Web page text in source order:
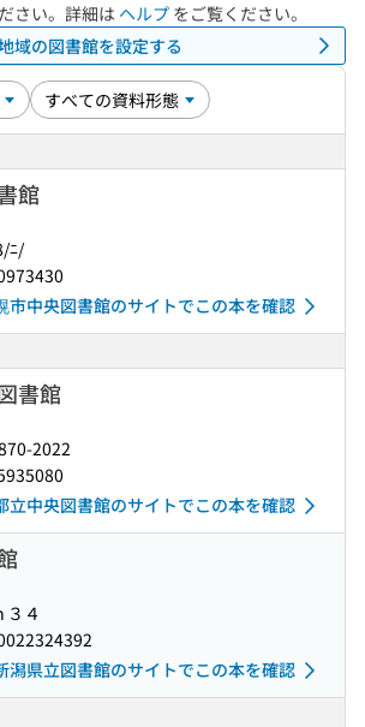
さい。詳細は ヘルプ をご覧ください。
域の図書館を設定する
館
ﾆ/
市中央図書館のサイトでこの本を確認
書館
2022
立中央図書館のサイトでこの本を確認
４
潟県立図書館のサイトでこの本を確認